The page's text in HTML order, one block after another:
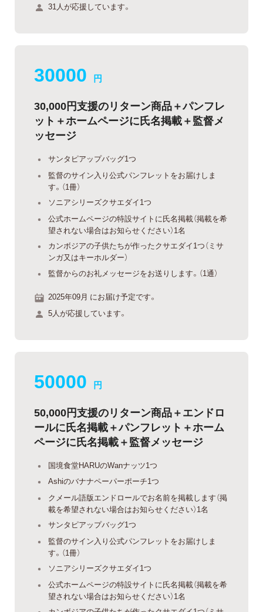
31人が応援しています。
30000 円
30,000円支援のリターン商品＋パンフレ
ット＋ホームページに氏名掲載＋監督メ
ッセージ
サンタピアップバッグ1つ
監督のサイン入り公式パンフレットをお届けしま
す。（1冊）
ソニアシリーズクサエダイ1つ
公式ホームページの特設サイトに氏名掲載（掲載を希
望されない場合はお知らせください）1名
カンボジアの子供たちが作ったクサエダイ1つ（ミサ
ンガ又はキーホルダー）
監督からのお礼メッセージをお送りします。（1通）
2025年09月 にお届け予定です。
5人が応援しています。
50000 円
50,000円支援のリターン商品＋エンドロ
ールに氏名掲載＋パンフレット＋ホーム
ページに氏名掲載＋監督メッセージ
国境食堂HARUのWanナッツ1つ
Ashiのバナナペーパーポーチ1つ
クメール語版エンドロールでお名前を掲載します（掲
載を希望されない場合はお知らせください）1名
サンタピアップバッグ1つ
監督のサイン入り公式パンフレットをお届けしま
す。（1冊）
ソニアシリーズクサエダイ1つ
公式ホームページの特設サイトに氏名掲載（掲載を希
望されない場合はお知らせください）1名